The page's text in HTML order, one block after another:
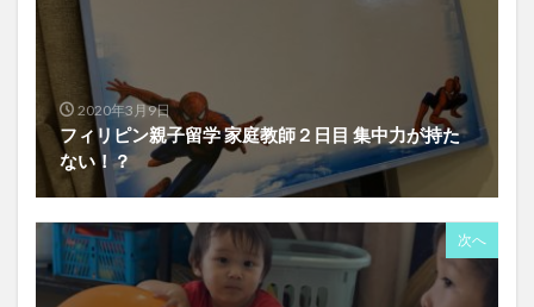
2020年3月9日
フィリピン親子留学 家庭教師２日目 集中力が持た
ない！？
次へ